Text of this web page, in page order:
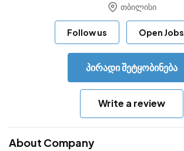
თბილისი
Follow us Open Jobs
პირადი შეტყობინება
Write a review
About Company